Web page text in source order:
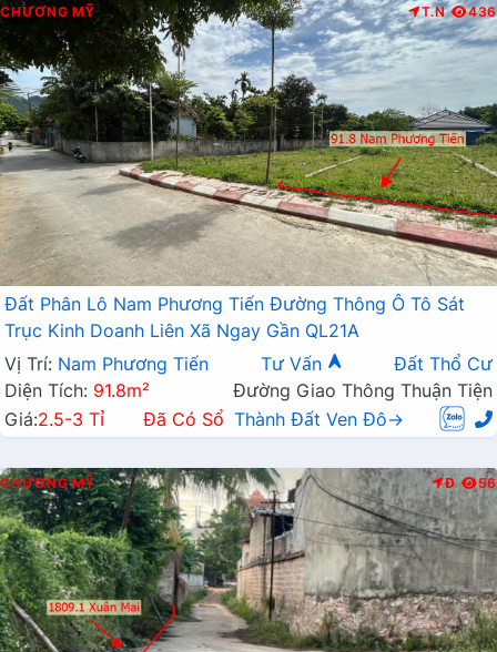
CHƯƠNG MỸ T.N 436
Đất Phân Lô Nam Phương Tiến Đường Thông Ô Tô Sát
Trục Kinh Doanh Liên Xã Ngay Gần QL21A
Vị Trí: Nam Phương Tiến Tư Vấn
Đất Thổ Cư
Diện Tích: 91.8m²
Đường Giao Thông Thuận Tiện
Giá:2.5-3 Tỉ Đã Có Sổ Thành Đất Ven Đô→
CHƯƠNG MỸ Đ 56